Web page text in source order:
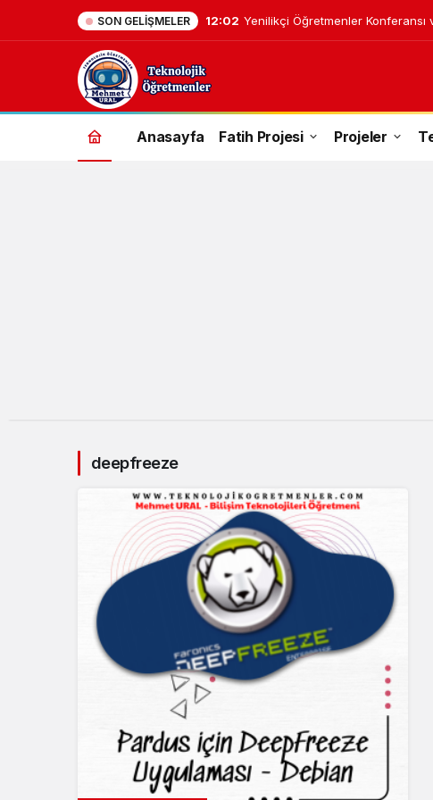
SON GELIŞMELER 12:02 Yenilikçi Öğretmenler Konferansı
deepfreeze
Haberleri
Anasayfa Fatih Projesi Projeler
deepfreeze